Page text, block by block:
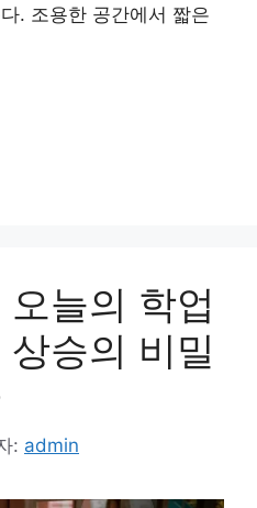
. 조용한 공간에서 짧은
늘의 학업
승의 비밀
: admin